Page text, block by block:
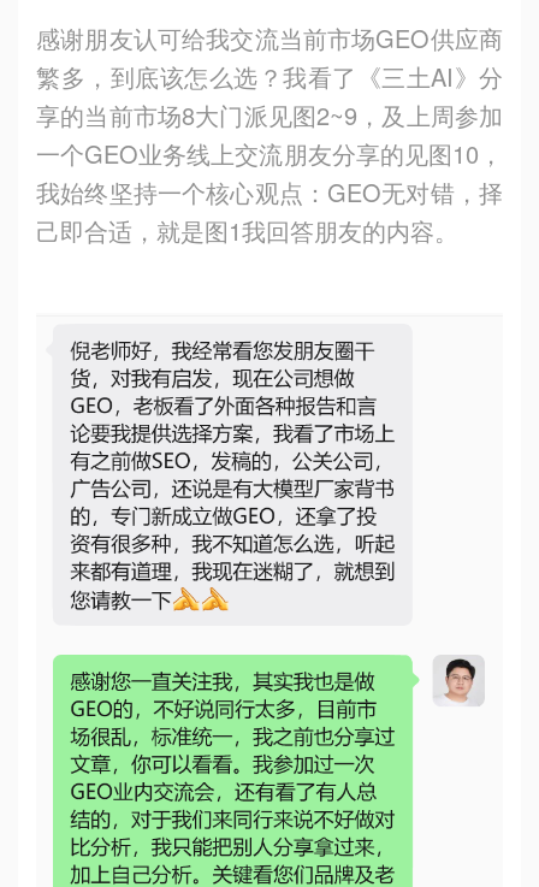
感谢朋友认可给我交流当前市场GEO供应商
繁多，到底该怎么选？我看了《三土AI》分
享的当前市场8大门派见图2~9，及上周参加
一个GEO业务线上交流朋友分享的见图10，
我始终坚持一个核心观点：GEO无对错，择
己即合适，就是图1我回答朋友的内容。